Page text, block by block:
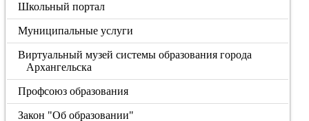
Школьный портал
Муниципальные услуги
Виртуальный музей системы образования города
Архангельска
Профсоюз образования
Закон "Об образовании"